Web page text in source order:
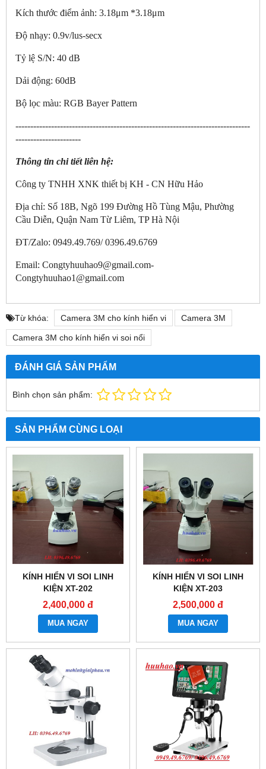
Kích thước điểm ảnh: 3.18μm *3.18μm
Độ nhạy: 0.9v/lus-secx
Tỷ lệ S/N: 40 dB
Dải động: 60dB
Bộ lọc màu: RGB Bayer Pattern
-------------------------------------------------------------------------------
----------------------
Thông tin chi tiết liên hệ:
Công ty TNHH XNK thiết bị KH - CN Hữu Hảo
Địa chỉ: Số 18B, Ngõ 199 Đường Hồ Tùng Mậu, Phường
Cầu Diễn, Quận Nam Từ Liêm, TP Hà Nội
ĐT/Zalo: 0949.49.769/ 0396.49.6769
Email: Congtyhuuhao9@gmail.com-
Congtyhuuhao1@gmail.com
Từ khóa: Camera 3M cho kính hiển vi Camera 3M
Camera 3M cho kính hiển vi soi nổi
ĐÁNH GIÁ SẢN PHẨM
Bình chọn sản phẩm:
SẢN PHẨM CÙNG LOẠI
KÍNH HIỂN VI SOI LINH
KIỆN XT-202
2,400,000 đ
MUA NGAY
KÍNH HIỂN VI SOI LINH
KIỆN XT-203
2,500,000 đ
MUA NGAY